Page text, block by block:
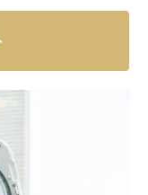
ることで得られる
とつは、衣類にや